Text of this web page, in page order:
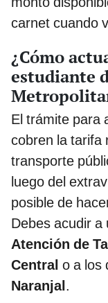
carnet cuando
¿Cómo
estudiante
El trámite para
cobren la tarifa
transporte
luego del
posible de
Debes acudir a
Atención de
Central o a los
Naranjal.